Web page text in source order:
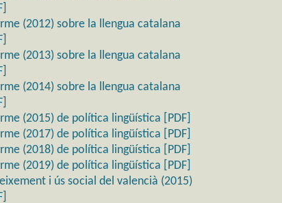
(2012) sobre la llengua catalana
(2013) sobre la llengua catalana
(2014) sobre la llengua catalana
(2015) de política lingüística [PDF]
(2017) de política lingüística [PDF]
(2018) de política lingüística [PDF]
(2019) de política lingüística [PDF]
i ús social del valencià (2015)